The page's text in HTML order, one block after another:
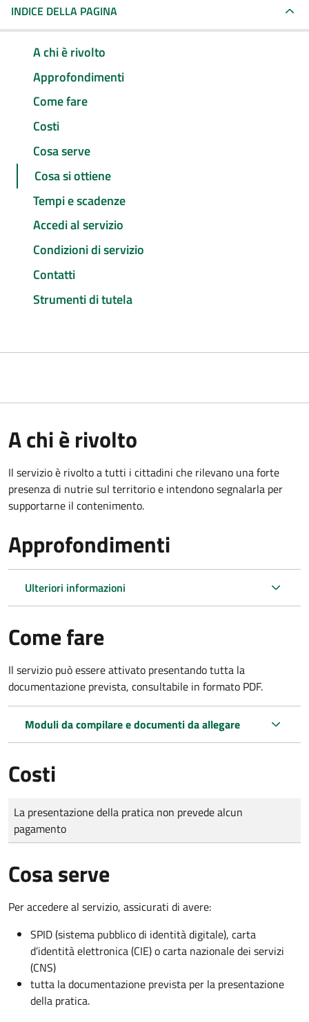
INDICE DELLA PAGINA
A chi è rivolto
Approfondimenti
Come fare
Costi
Cosa serve
Cosa si ottiene
Tempi e scadenze
Accedi al servizio
Condizioni di servizio
Contatti
Strumenti di tutela
A chi è rivolto
Il servizio è rivolto a tutti i cittadini che rilevano una forte
presenza di nutrie sul territorio e intendono segnalarla per
supportarne il contenimento.
Approfondimenti
Ulteriori informazioni
Come fare
Il servizio può essere attivato presentando tutta la
documentazione prevista, consultabile in formato PDF.
Moduli da compilare e documenti da allegare
Costi
Tipo di pagamento
Importo
La presentazione della pratica non prevede alcun
pagamento
Cosa serve
Per accedere al servizio, assicurati di avere:
SPID (sistema pubblico di identità digitale), carta
d’identità elettronica (CIE) o carta nazionale dei servizi
(CNS)
tutta la documentazione prevista per la presentazione
della pratica.